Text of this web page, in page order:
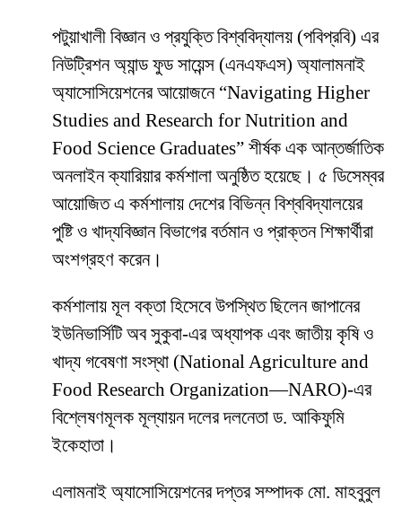
পটুয়াখালী বিজ্ঞান ও প্রযুক্তি বিশ্ববিদ্যালয় (পবিপ্রবি) এর
নিউট্রিশন অ্যান্ড ফুড সায়েন্স (এনএফএস) অ্যালামনাই
অ্যাসোসিয়েশনের আয়োজনে “Navigating Higher
Studies and Research for Nutrition and
Food Science Graduates” শীর্ষক এক আন্তর্জাতিক
অনলাইন ক্যারিয়ার কর্মশালা অনুষ্ঠিত হয়েছে। ৫ ডিসেম্বর
আয়োজিত এ কর্মশালায় দেশের বিভিন্ন বিশ্ববিদ্যালয়ের
পুষ্টি ও খাদ্যবিজ্ঞান বিভাগের বর্তমান ও প্রাক্তন শিক্ষার্থীরা
অংশগ্রহণ করেন।
কর্মশালায় মূল বক্তা হিসেবে উপস্থিত ছিলেন জাপানের
ইউনিভার্সিটি অব সুকুবা-এর অধ্যাপক এবং জাতীয় কৃষি ও
খাদ্য গবেষণা সংস্থা (National Agriculture and
Food Research Organization—NARO)-এর
বিশ্লেষণমূলক মূল্যায়ন দলের দলনেতা ড. আকিফুমি
ইকেহাতা।
এলামনাই অ্যাসোসিয়েশনের দপ্তর সম্পাদক মো. মাহবুবুল